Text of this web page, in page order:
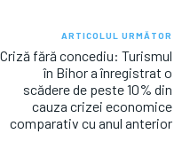
ARTICOLUL URMĂTOR
Criză fără concediu: Turismul
în Bihor a înregistrat o
scădere de peste 10% din
cauza crizei economice
comparativ cu anul anterior